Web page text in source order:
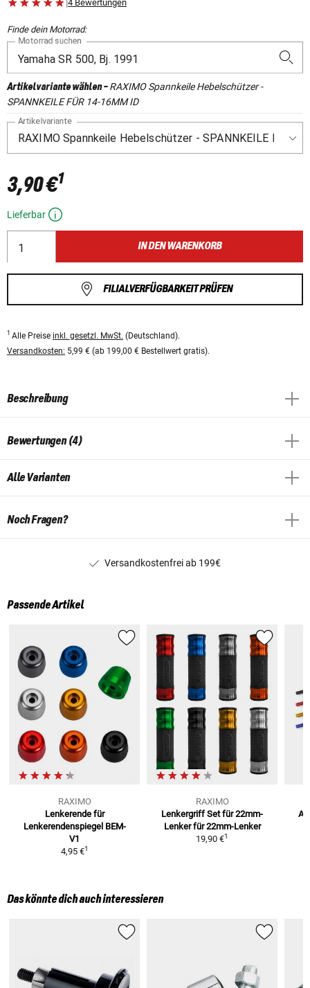
|4 Bewertungen
Finde dein Motorrad:
Motorrad suchen
Artikelvariante wählen-RAXIMO Spannkeile Hebelschützer -
SPANNKEILE FÜR 14-16MM ID
Artikelvariante
3,90 €1
Lieferbar
IN DEN WARENKORB
FILIALVERFÜGBARKEIT PRÜFEN
1 Alle Preise inkl. gesetzl. MwSt. (Deutschland).
Versandkosten: 5,99 € (ab 199,00 € Bestellwert gratis).
Beschreibung
Bewertungen (4)
Alle Varianten
Noch Fragen?
Versandkostenfrei ab 199€
Passende Artikel
RAXIMO
Lenkerende für
Lenkerendenspiegel BEM-
V1
4,95 €1
RAXIMO
Lenkergriff Set für 22mm-
Lenker für 22mm-Lenker
19,90 €1
Das könnte dich auch interessieren